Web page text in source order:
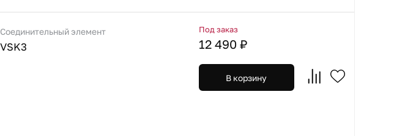
Соединительный элемент
VSK3
Под заказ
12 490 ₽
В корзину